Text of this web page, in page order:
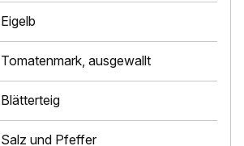
Eigelb
Tomatenmark, ausgewallt
Blätterteig
Salz und Pfeffer